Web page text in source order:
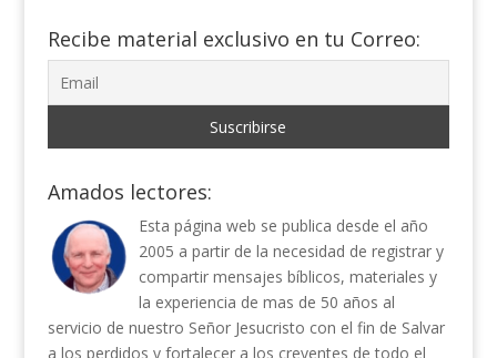
Recibe material exclusivo en tu Correo:
Amados lectores:
Esta página web se publica desde el año
2005 a partir de la necesidad de registrar y
compartir mensajes bíblicos, materiales y
la experiencia de mas de 50 años al
servicio de nuestro Señor Jesucristo con el fin de Salvar
a los perdidos y fortalecer a los creyentes de todo el